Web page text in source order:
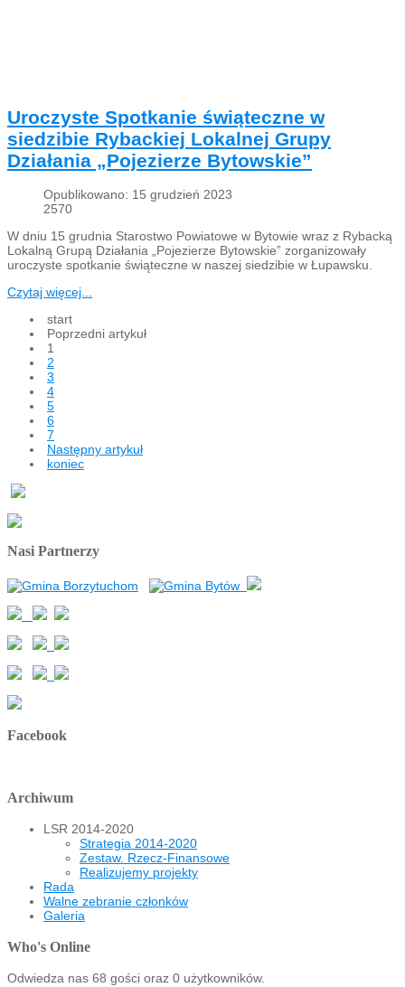
Uroczyste Spotkanie świąteczne w
siedzibie Rybackiej Lokalnej Grupy
Działania „Pojezierze Bytowskie”
Opublikowano: 15 grudzień 2023
2570
W dniu 15 grudnia Starostwo Powiatowe w Bytowie wraz z Rybacką
Lokalną Grupą Działania „Pojezierze Bytowskie” zorganizowały
uroczyste spotkanie świąteczne w naszej siedzibie w Łupawsku.
Czytaj więcej...
start
Poprzedni artykuł
1
2
3
4
5
6
7
Następny artykuł
koniec
Nasi Partnerzy
Facebook
Archiwum
LSR 2014-2020
Strategia 2014-2020
Zestaw. Rzecz-Finansowe
Realizujemy projekty
Rada
Walne zebranie członków
Galeria
Who's Online
Odwiedza nas 68 gości oraz 0 użytkowników.